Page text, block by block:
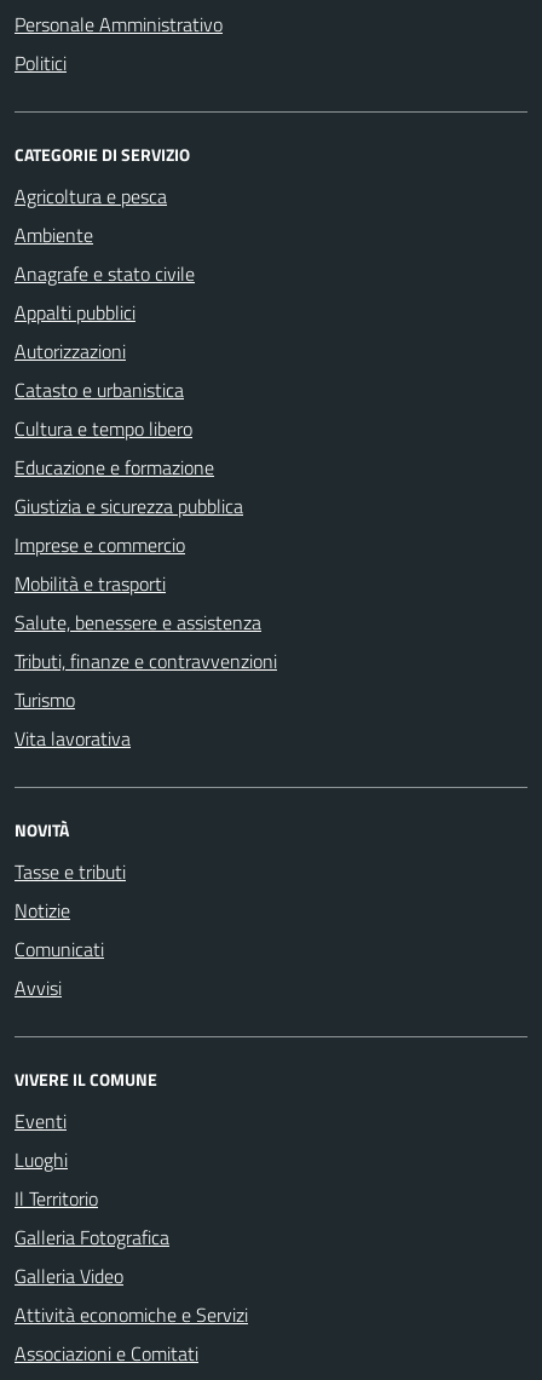
Personale Amministrativo
Politici
CATEGORIE DI SERVIZIO
Agricoltura e pesca
Ambiente
Anagrafe e stato civile
Appalti pubblici
Autorizzazioni
Catasto e urbanistica
Cultura e tempo libero
Educazione e formazione
Giustizia e sicurezza pubblica
Imprese e commercio
Mobilità e trasporti
Salute, benessere e assistenza
Tributi, finanze e contravvenzioni
Turismo
Vita lavorativa
NOVITÀ
Tasse e tributi
Notizie
Comunicati
Avvisi
VIVERE IL COMUNE
Eventi
Luoghi
Il Territorio
Galleria Fotografica
Galleria Video
Attività economiche e Servizi
Associazioni e Comitati